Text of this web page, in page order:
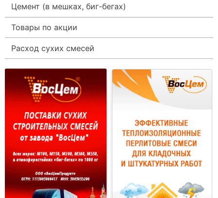
Цемент (в мешках, биг-бегах)
Товары по акции
Расход сухих смесей